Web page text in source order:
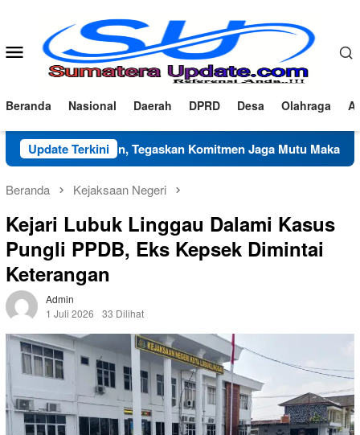
Menu
Mobile
Beranda Nasional Daerah DPRD Desa Olahraga
Update Terkini
Zein, Tegaskan Komitmen Jaga Mutu Makanan
Beranda Kejaksaan Negeri
Kejari Lubuk Linggau Dalami Kasus
Pungli PPDB, Eks Kepsek Dimintai
Keterangan
Admin
1 Juli 2026
33 Dilihat